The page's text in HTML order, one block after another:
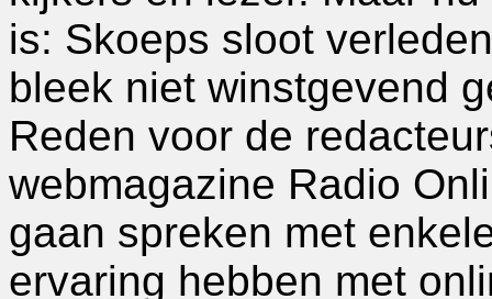
is: Skoeps sloot
bleek niet winstgevend
Reden voor de
webmagazine Radio
gaan spreken met
ervaring hebben met